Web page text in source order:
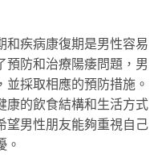
和疾病康復期是男性容易
預防和治療陽痿問題，男
採取相應的預防措施。
康的飲食結構和生活方式
望男性朋友能夠重視自己
。